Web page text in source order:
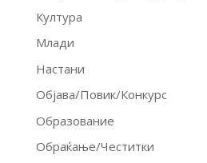
Култура
Млади
Настани
Објава/Повик/Конкурс
Образование
Обраќање/Честитки